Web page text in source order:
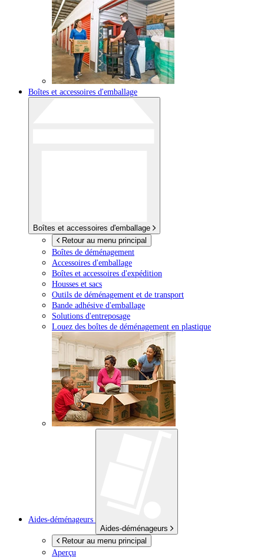
Boîtes et accessoires d'emballage
Boîtes et accessoires d'emballage
Retour au menu principal
Boîtes de déménagement
Accessoires d'emballage
Boîtes et accessoires d'expédition
Housses et sacs
Outils de déménagement et de transport
Bande adhésive d'emballage
Solutions d'entreposage
Louez des boîtes de déménagement en plastique
Aides-déménageurs
Aides-déménageurs
Retour au menu principal
Aperçu